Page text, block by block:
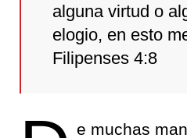
alguna virtud o
elogio, en esto
Filipenses 4:8
e muchas